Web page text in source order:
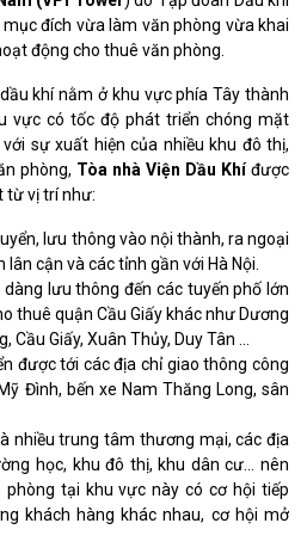
đích vừa làm văn phòng vừa khai
động cho thuê văn phòng.
khí nằm ở khu vực phía Tây thành
vực có tốc độ phát triển chóng mặt
sự xuất hiện của nhiều khu đô thị,
phòng, Tòa nhà Viện Dầu Khíđược
từ vị trí như:
lưu thông vào nội thành, ra ngoại
cận và các tỉnh gần với Hà Nội.
lưu thông đến các tuyến phố lớn
thuê quận Cầu Giấy khác như Dương
Cầu Giấy, Xuân Thủy, Duy Tân …
được tới các địa chỉ giao thông công
Đình, bến xe Nam Thăng Long, sân
nhiều trung tâm thương mại, các địa
học, khu đô thị, khu dân cư… nên
phòng tại khu vực này có cơ hội tiếp
khách hàng khác nhau, cơ hội mở